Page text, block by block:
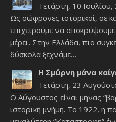
Τετάρτη, 10
Ως σώφρονες ιστορικοί, σε
επιχειρούμε να
μέρει. Στην Ελλάδα, πιο
δύσκολα ξεχνάμε…
Η Σμύρνη μάνα
Τετάρτη, 23
Ο Αύγουστος είναι μήνας
ιστορική μνήμη. Το 1922, η